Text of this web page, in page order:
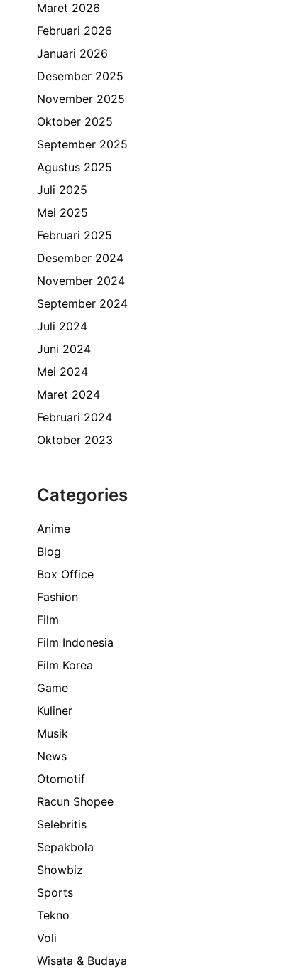
Maret 2026
Februari 2026
Januari 2026
Desember 2025
November 2025
Oktober 2025
September 2025
Agustus 2025
Juli 2025
Mei 2025
Februari 2025
Desember 2024
November 2024
September 2024
Juli 2024
Juni 2024
Mei 2024
Maret 2024
Februari 2024
Oktober 2023
Categories
Anime
Blog
Box Office
Fashion
Film
Film Indonesia
Film Korea
Game
Kuliner
Musik
News
Otomotif
Racun Shopee
Selebritis
Sepakbola
Showbiz
Sports
Tekno
Voli
Wisata & Budaya